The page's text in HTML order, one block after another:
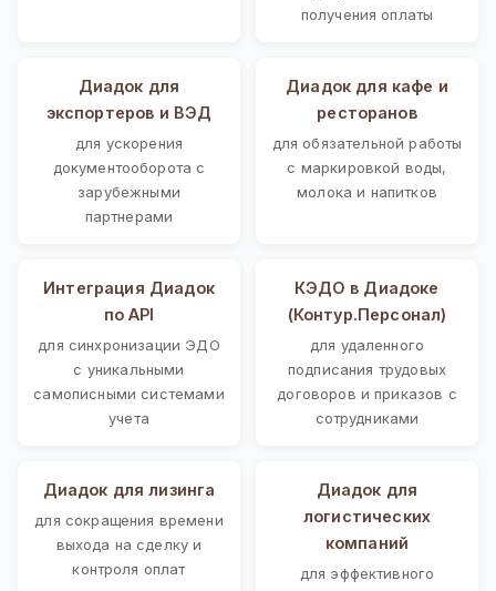
получения оплаты
Диадок для
экспортеров и ВЭД
для ускорения
документооборота с
зарубежными
партнерами
Диадок для кафе и
ресторанов
для обязательной работы
с маркировкой воды,
молока и напитков
Интеграция Диадок
по API
для синхронизации ЭДО
с уникальными
самописными системами
учета
КЭДО в Диадоке
(Контур.Персонал)
для удаленного
подписания трудовых
договоров и приказов с
сотрудниками
Диадок для лизинга
для сокращения времени
выхода на сделку и
контроля оплат
Диадок для
логистических
компаний
для эффективного